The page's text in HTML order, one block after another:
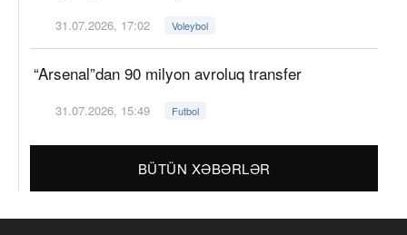
31.07.2026, 17:02 Voleybol
“Arsenal”dan 90 milyon avroluq transfer
31.07.2026, 15:49 Futbol
BÜTÜN XƏBƏRLƏR